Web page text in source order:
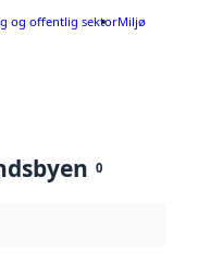
og offentlig sektorMiljø
0